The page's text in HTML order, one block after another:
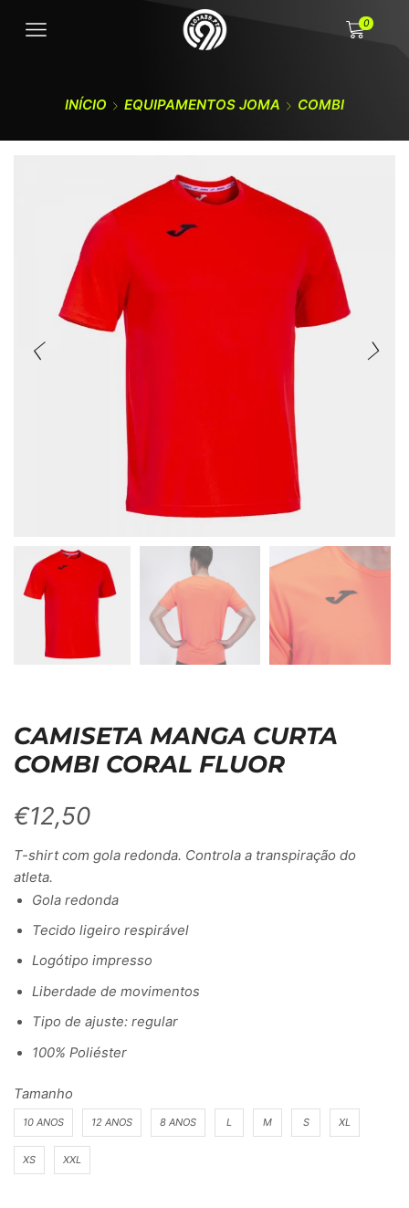
0
INÍCIO EQUIPAMENTOS JOMA COMBI
CAMISETA MANGA CURTA
COMBI CORAL FLUOR
€12,50
T-shirt com gola redonda. Controla a transpiração do
atleta.
Gola redonda
Tecido ligeiro respirável
Logótipo impresso
Liberdade de movimentos
Tipo de ajuste: regular
100% Poliéster
Tamanho
10 ANOS 12 ANOS 8 ANOS L M S XL
XS XXL